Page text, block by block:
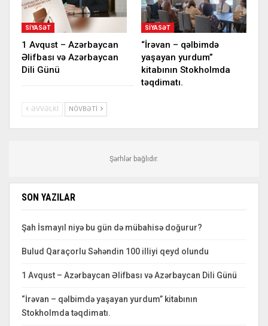
SIYASƏT
1 Avqust – Azərbaycan
Əlifbası və Azərbaycan
Dili Günü
SIYASƏT
“İrəvan – qəlbimdə
yaşayan yurdum”
kitabının Stokholmda
təqdimatı.
ƏVVƏLKI NÖVBƏTI
Şərhlər bağlıdır.
SON YAZILAR
Şah İsmayıl niyə bu gün də mübahisə doğurur?
Bulud Qaraçorlu Səhəndin 100 illiyi qeyd olundu
1 Avqust – Azərbaycan Əlifbası və Azərbaycan Dili Günü
“İrəvan – qəlbimdə yaşayan yurdum” kitabının
Stokholmda təqdimatı.